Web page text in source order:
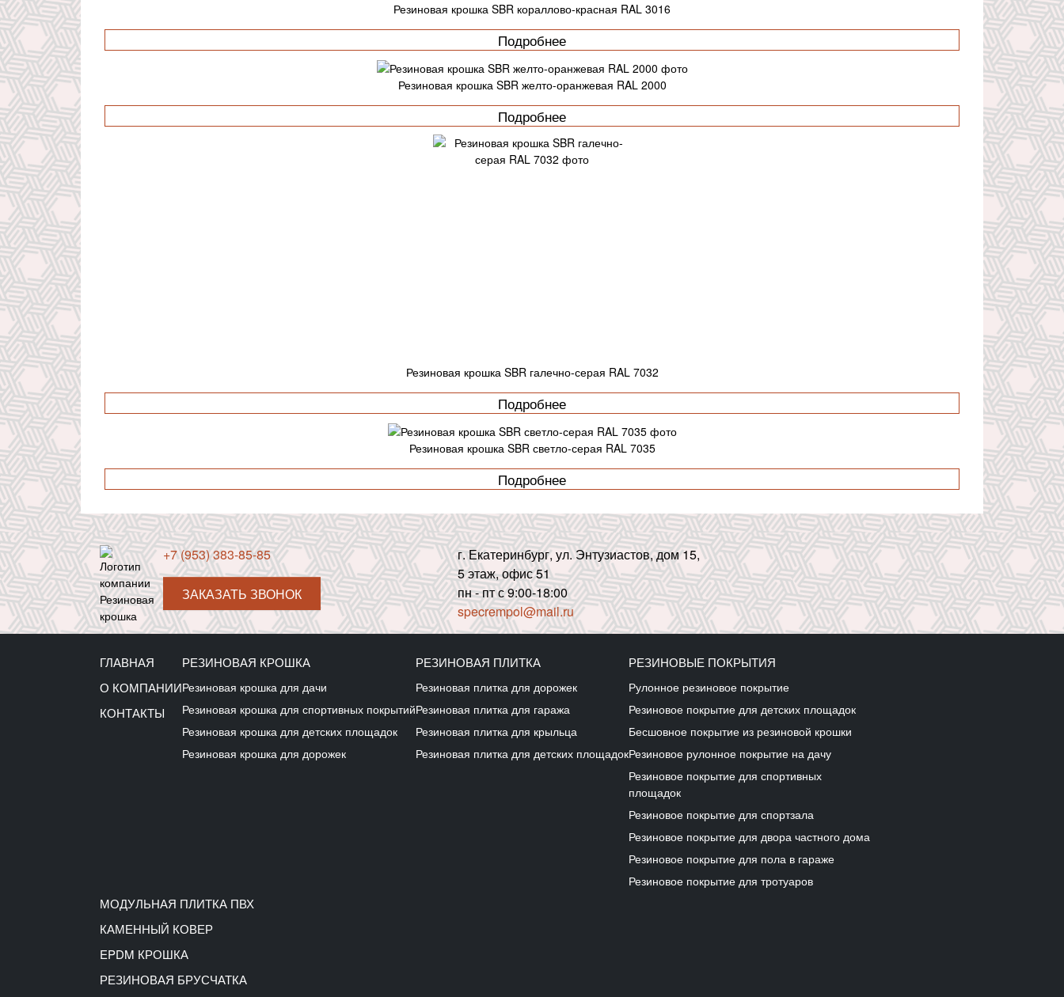
Резиновая крошка SBR кораллово-красная RAL 3016
Подробнее
Резиновая крошка SBR желто-оранжевая RAL 2000
Подробнее
Резиновая крошка SBR галечно-серая RAL 7032
Подробнее
Резиновая крошка SBR светло-серая RAL 7035
Подробнее
+7 (953) 383-85-85
ЗАКАЗАТЬ ЗВОНОК
г. Екатеринбург, ул. Энтузиастов, дом 15,
5 этаж, офис 51
пн - пт с 9:00-18:00
specrempol@mail.ru
ГЛАВНАЯ
О КОМПАНИИ
КОНТАКТЫ
РЕЗИНОВАЯ КРОШКА
Резиновая крошка для дачи
Резиновая крошка для спортивных покрытий
Резиновая крошка для детских площадок
Резиновая крошка для дорожек
РЕЗИНОВАЯ ПЛИТКА
Резиновая плитка для дорожек
Резиновая плитка для гаража
Резиновая плитка для крыльца
Резиновая плитка для детских площадок
РЕЗИНОВЫЕ ПОКРЫТИЯ
Рулонное резиновое покрытие
Резиновое покрытие для детских площадок
Бесшовное покрытие из резиновой крошки
Резиновое рулонное покрытие на дачу
Резиновое покрытие для спортивных
площадок
Резиновое покрытие для спортзала
Резиновое покрытие для двора частного дома
Резиновое покрытие для пола в гараже
Резиновое покрытие для тротуаров
МОДУЛЬНАЯ ПЛИТКА ПВХ
КАМЕННЫЙ КОВЕР
EPDM КРОШКА
РЕЗИНОВАЯ БРУСЧАТКА